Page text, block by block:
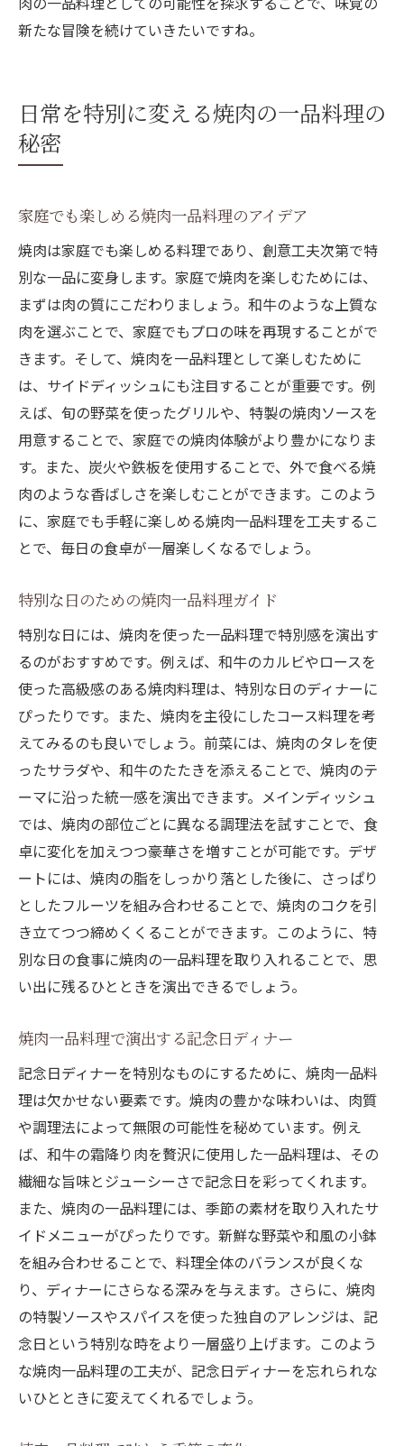
新たな冒険を続けていきたいですね。
日常を特別に変える焼肉の一品料理の
秘密
家庭でも楽しめる焼肉一品料理のアイデア
焼肉は家庭でも楽しめる料理であり、創意工夫次第で特
別な一品に変身します。家庭で焼肉を楽しむためには、
まずは肉の質にこだわりましょう。和牛のような上質な
肉を選ぶことで、家庭でもプロの味を再現することがで
きます。そして、焼肉を一品料理として楽しむために
は、サイドディッシュにも注目することが重要です。例
えば、旬の野菜を使ったグリルや、特製の焼肉ソースを
用意することで、家庭での焼肉体験がより豊かになりま
す。また、炭火や鉄板を使用することで、外で食べる焼
肉のような香ばしさを楽しむことができます。このよう
に、家庭でも手軽に楽しめる焼肉一品料理を工夫するこ
とで、毎日の食卓が一層楽しくなるでしょう。
特別な日のための焼肉一品料理ガイド
特別な日には、焼肉を使った一品料理で特別感を演出す
るのがおすすめです。例えば、和牛のカルビやロースを
使った高級感のある焼肉料理は、特別な日のディナーに
ぴったりです。また、焼肉を主役にしたコース料理を考
えてみるのも良いでしょう。前菜には、焼肉のタレを使
ったサラダや、和牛のたたきを添えることで、焼肉のテ
ーマに沿った統一感を演出できます。メインディッシュ
では、焼肉の部位ごとに異なる調理法を試すことで、食
卓に変化を加えつつ豪華さを増すことが可能です。デザ
ートには、焼肉の脂をしっかり落とした後に、さっぱり
としたフルーツを組み合わせることで、焼肉のコクを引
き立てつつ締めくくることができます。このように、特
別な日の食事に焼肉の一品料理を取り入れることで、思
い出に残るひとときを演出できるでしょう。
焼肉一品料理で演出する記念日ディナー
記念日ディナーを特別なものにするために、焼肉一品料
理は欠かせない要素です。焼肉の豊かな味わいは、肉質
や調理法によって無限の可能性を秘めています。例え
ば、和牛の霜降り肉を贅沢に使用した一品料理は、その
繊細な旨味とジューシーさで記念日を彩ってくれます。
また、焼肉の一品料理には、季節の素材を取り入れたサ
イドメニューがぴったりです。新鮮な野菜や和風の小鉢
を組み合わせることで、料理全体のバランスが良くな
り、ディナーにさらなる深みを与えます。さらに、焼肉
の特製ソースやスパイスを使った独自のアレンジは、記
念日という特別な時をより一層盛り上げます。このよう
な焼肉一品料理の工夫が、記念日ディナーを忘れられな
いひとときに変えてくれるでしょう。